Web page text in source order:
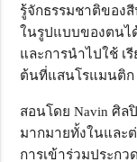
รู้จักธรรมชาติของ
ในรูปแบบของตนไ
และการนำไปใช้ เ
ต้นที่แสนโรแมนติก
สอนโดย Navin ศิ
มากมายทั้งในและ
การเข้าร่วมประก